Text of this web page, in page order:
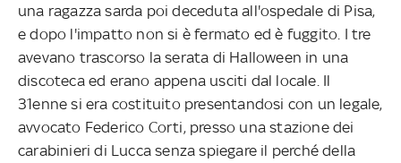
una ragazza sarda poi deceduta all'ospedale di Pisa,
e dopo l'impatto non si è fermato ed è fuggito. I tre
avevano trascorso la serata di Halloween in una
discoteca ed erano appena usciti dal locale. Il
31enne si era costituito presentandosi con un legale,
avvocato Federico Corti, presso una stazione dei
carabinieri di Lucca senza spiegare il perché della